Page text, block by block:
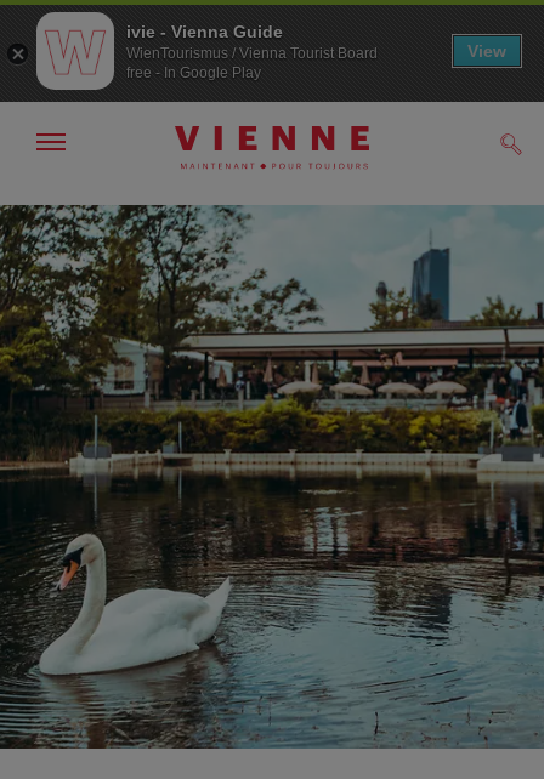
Navigation
Contenu
Afficher
la
navigation
ivie - Vienna Guide
WienTourismus / Vienna Tourist Board
free - In Google Play
View